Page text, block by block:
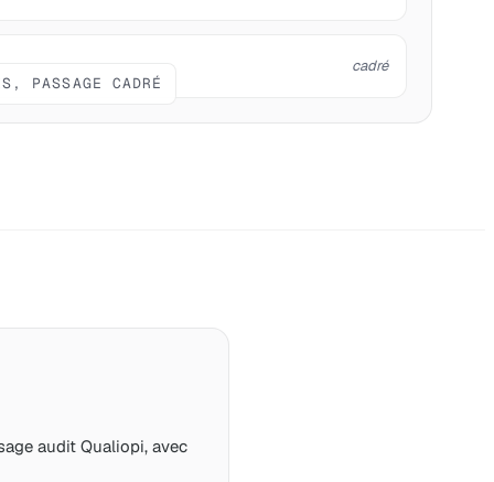
cadré
PASSAGE CADRÉ
audit Qualiopi, avec